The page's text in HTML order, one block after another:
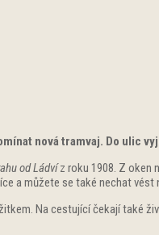
nová tramvaj. Do ulic
od Ládvíz roku 1908. Z oken
a můžete se také nechat vést
Na cestující čekají také